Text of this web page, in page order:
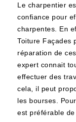
Le charpentier
confiance pour
charpentes. En
Toiture Façades
réparation de
expert connait
effectuer des
cela, il peut
les bourses.
est préférable